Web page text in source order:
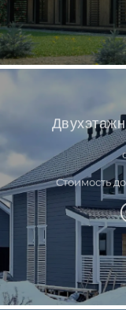
Стоимость